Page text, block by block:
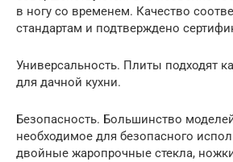
в ногу со временем. Качество
стандартам и подтверждено
Универсальность. Плиты подходят
для дачной кухни.
Безопасность. Большинство
необходимое для безопасного
двойные жаропрочные стекла,